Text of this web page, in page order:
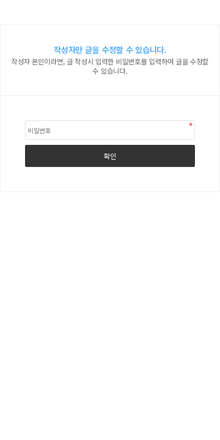
작성자만 글을 수정할 수 있습니다.
작성자 본인이라면, 글 작성시 입력한 비밀번호를 입력하여 글을 수정할
수 있습니다.